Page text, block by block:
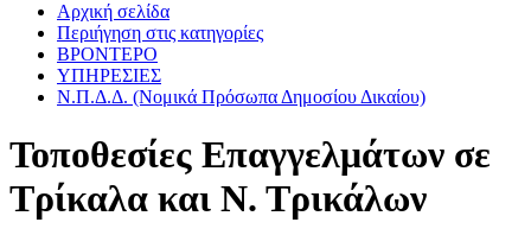
Αρχική σελίδα
Περιήγηση στις κατηγορίες
ΒΡΟΝΤΕΡΟ
ΥΠΗΡΕΣΙΕΣ
Ν.Π.Δ.Δ. (Νομικά Πρόσωπα Δημοσίου Δικαίου)
Τοποθεσίες Επαγγελμάτων σε
Τρίκαλα και Ν. Τρικάλων